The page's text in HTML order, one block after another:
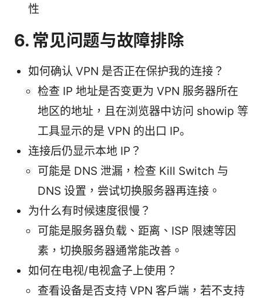
性
6. 常见问题与故障排除
如何确认 VPN 是否正在保护我的连接？
检查 IP 地址是否变更为 VPN 服务器所在
地区的地址，且在浏览器中访问 showip 等
工具显示的是 VPN 的出口 IP。
连接后仍显示本地 IP？
可能是 DNS 泄漏，检查 Kill Switch 与
DNS 设置，尝试切换服务器再连接。
为什么有时候速度很慢？
可能是服务器负载、距离、ISP 限速等因
素，切换服务器通常能改善。
如何在电视/电视盒子上使用？
查看设备是否支持 VPN 客户端，若不支持